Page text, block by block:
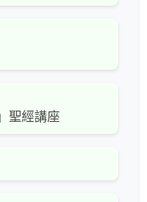
聖經講座